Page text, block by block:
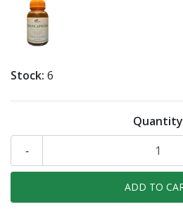
Stock: 6
Quantity
-